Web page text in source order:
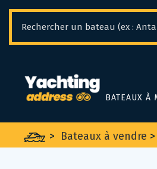
BATEAUX À
> Bateaux à vendre >
Panneau de gestion des